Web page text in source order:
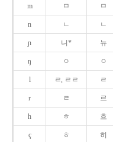
m ㅁ ㅁ
n ㄴ ㄴ
ɲ 니* 뉴
ŋ ㅇ ㅇ
l ㄹ, ㄹㄹ ㄹ
r ㄹ 르
h ㅎ 흐
ç ㅎ 히